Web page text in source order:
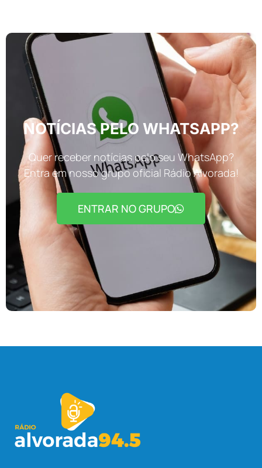
NOTÍCIAS PELO WHATSAPP?
Quer receber notícias pelo seu WhatsApp?
Entra em nosso grupo oficial Rádio Alvorada!
ENTRAR NO GRUPO